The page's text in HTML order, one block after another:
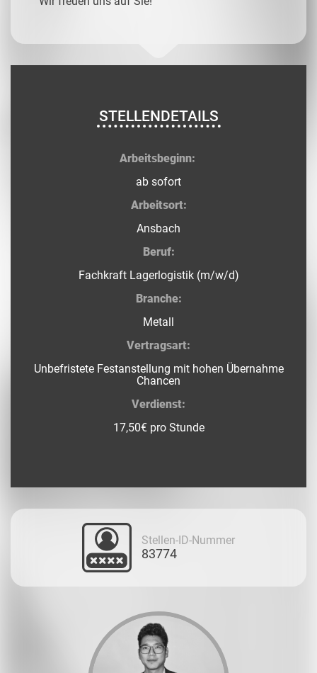
STELLENDETAILS
Arbeitsbeginn:
ab sofort
Arbeitsort:
Ansbach
Beruf:
Fachkraft Lagerlogistik (m/w/d)
Branche:
Metall
Vertragsart:
Unbefristete Festanstellung mit hohen Übernahme
Chancen
Verdienst:
17,50€ pro Stunde
Stellen-ID-Nummer
83774